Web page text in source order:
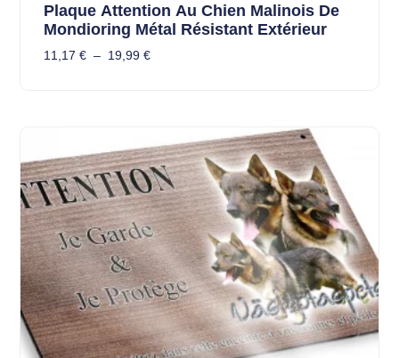
Plaque Attention Au Chien Malinois De
Mondioring Métal Résistant Extérieur
11,17 € – 19,99 €